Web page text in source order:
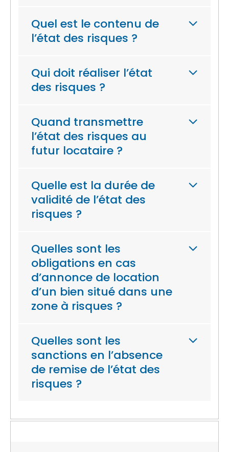
Quel est le contenu de
l’état des risques ?
Qui doit réaliser l’état
des risques ?
Quand transmettre
l’état des risques au
futur locataire ?
Quelle est la durée de
validité de l’état des
risques ?
Quelles sont les
obligations en cas
d’annonce de location
d’un bien situé dans une
zone à risques ?
Quelles sont les
sanctions en l’absence
de remise de l’état des
risques ?